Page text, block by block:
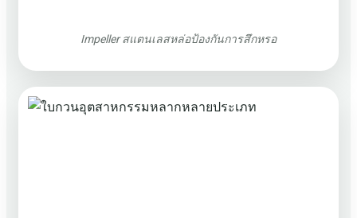
Impeller สแตนเลสหล่อป้องกันการสึกหรอ